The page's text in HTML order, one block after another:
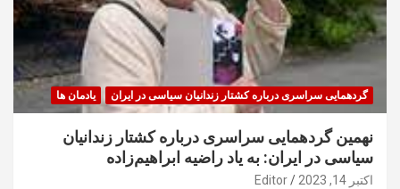
گردهمایی سراسری درباره کشتار زندانیان سیاسی در ایران یادمان ها
نهمین گردهمایی سراسری درباره کشتار زندانیان
سیاسی در ایران: به یاد راضیه ابراهیم‌زاده
اکتبر 14, 2023 Editor